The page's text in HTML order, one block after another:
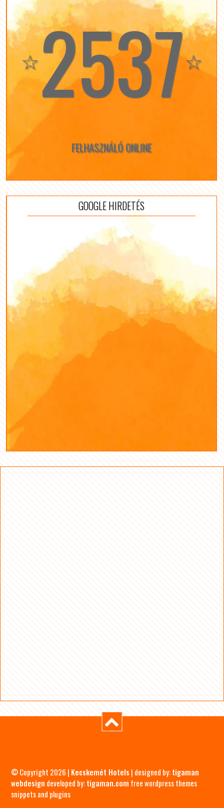
☆2537☆
FELHASZNÁLÓ ONLINE
GOOGLE HIRDETÉS
© Copyright 2026 | Kecskemét Hotels | designed by:tigaman
webdesign developed by:tigaman.com free wordpress themes
snippets and plugins